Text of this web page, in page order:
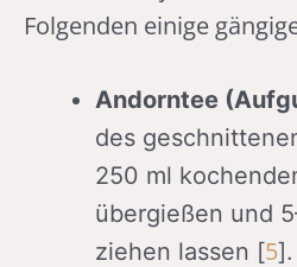
Folgenden einige
Andorntee
des
250 ml
übergießen und
ziehen lassen [5].